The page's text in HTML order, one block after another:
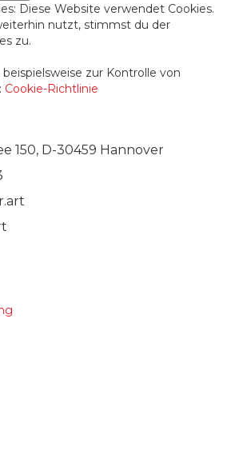
Diese Website verwendet Cookies.
nutzt, stimmst du der
zu.
zur Kontrolle von
Cookie-Richtlinie
150, D-30459 Hannover